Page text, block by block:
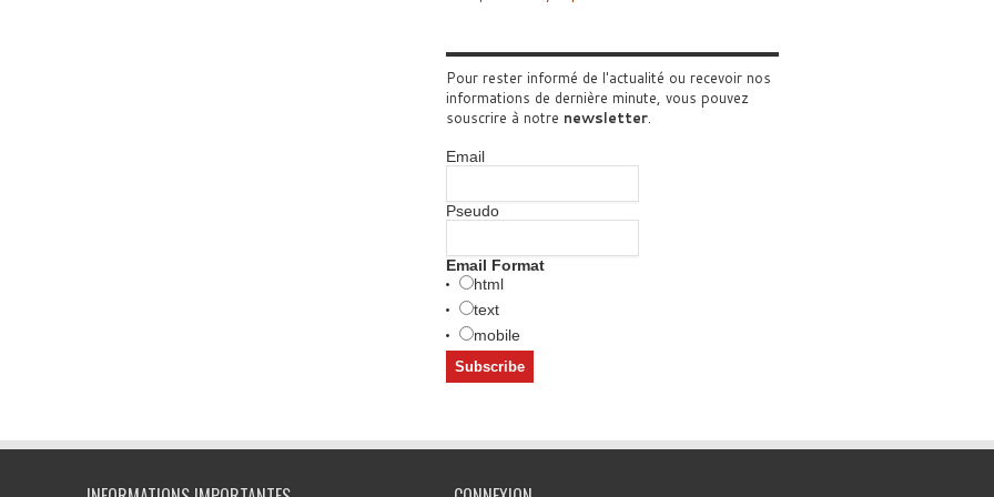
Pour rester informé de l'actualité ou recevoir nos
informations de dernière minute, vous pouvez
souscrire à notre newsletter.
Email
Pseudo
Email Format
html
text
mobile